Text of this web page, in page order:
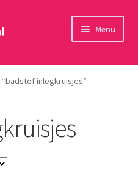
Menu
inlegkruisjes”